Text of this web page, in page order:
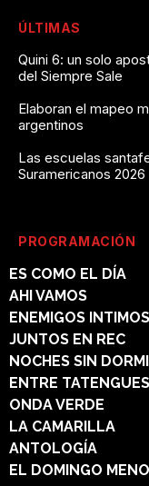
ÚLTIMAS
Quini 6: un solo
del Siempre Sale
Elaboran el mapeo
argentinos
Las escuelas
Suramericanos 2026
PROGRAMACIÓN
ES COMO EL DÍA
AHI VAMOS
ENEMIGOS INTIMOS
JUNTOS EN REC
NOCHES SIN
ENTRE TATENGUES
ONDA VERDE
LA CAMARILLA
ANTOLOGÍA
EL DOMINGO